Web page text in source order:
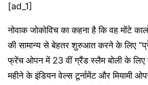
[ad_1]
नोवाक जोकोविच का कहना है कि वह मोंटे
की सामान्य से बेहतर शुरुआत करने के लिए
फ्रेंच ओपन में 23 वीं ग्रैंड स्लैम बोली के लिए
महीने के इंडियन वेल्स टूर्नामेंट और मियामी